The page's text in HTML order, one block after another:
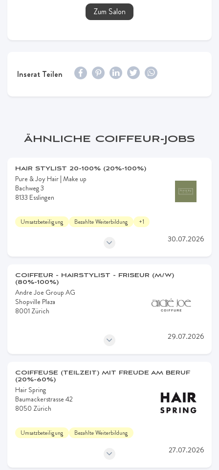
Zum Salon
Inserat Teilen
ÄHNLICHE COIFFEUR-JOBS
HAIR STYLIST 20-100% (20%-100%)
Pure & Joy Hair | Make up
Bachweg 3
8133 Esslingen
Umsatzbeteiligung Bezahlte Weiterbildung +1
30.07.2026
COIFFEUR - HAIRSTYLIST - FRISEUR (M/W)
(80%-100%)
Andre Joe Group AG
Shopville Plaza
8001 Zürich
29.07.2026
COIFFEUSE (TEILZEIT) MIT FREUDE AM BERUF
(20%-60%)
Hair Spring
Baumackerstrasse 42
8050 Zürich
Umsatzbeteiligung Bezahlte Weiterbildung
27.07.2026